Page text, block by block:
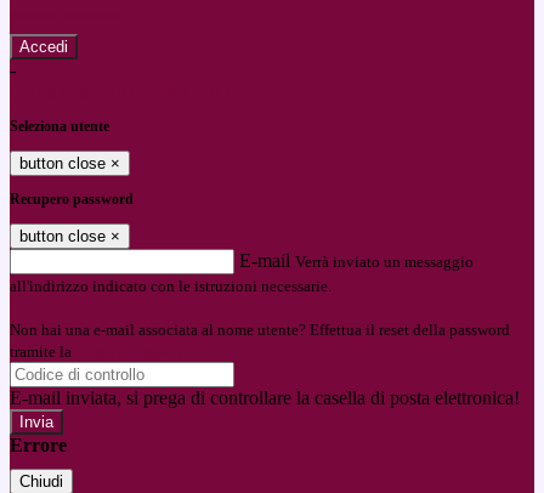
-
Seleziona utente
button close ×
Recupero password
button close ×
E-mail Verrà inviato un messaggio
all'indirizzo indicato con le istruzioni necessarie.
Non hai una e-mail associata al nome utente? Effettua il reset della password
tramite la
E-mail inviata, si prega di controllare la casella di posta elettronica!
Errore
Chiudi